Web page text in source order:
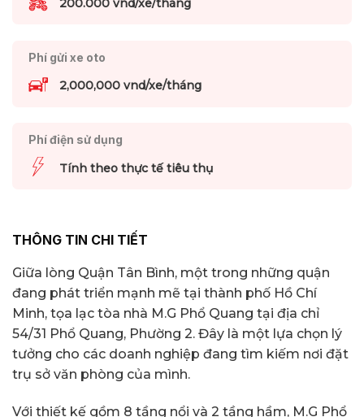
200.000 vnd/xe/tháng
Phí gửi xe oto
2,000,000 vnd/xe/tháng
Phí điện sử dụng
Tính theo thực tế tiêu thụ
THÔNG TIN CHI TIẾT
Giữa lòng Quận Tân Bình, một trong những quận
đang phát triển mạnh mẽ tại thành phố Hồ Chí
Minh, tọa lạc tòa nhà M.G Phổ Quang tại địa chỉ
54/31 Phổ Quang, Phường 2. Đây là một lựa chọn lý
tưởng cho các doanh nghiệp đang tìm kiếm nơi đặt
trụ sở văn phòng của mình.
Với thiết kế gồm 8 tầng nổi và 2 tầng hầm, M.G Phổ